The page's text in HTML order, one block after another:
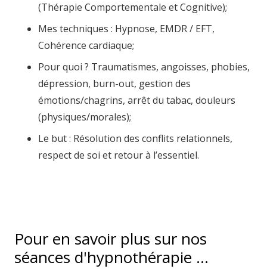
(Thérapie Comportementale et Cognitive);
Mes techniques : Hypnose, EMDR / EFT,
Cohérence cardiaque;
Pour quoi ? Traumatismes, angoisses, phobies,
dépression, burn-out, gestion des
émotions/chagrins, arrêt du tabac, douleurs
(physiques/morales);
Le but : Résolution des conflits relationnels,
respect de soi et retour à l’essentiel.
Pour en savoir plus sur nos
séances d'hypnothérapie …